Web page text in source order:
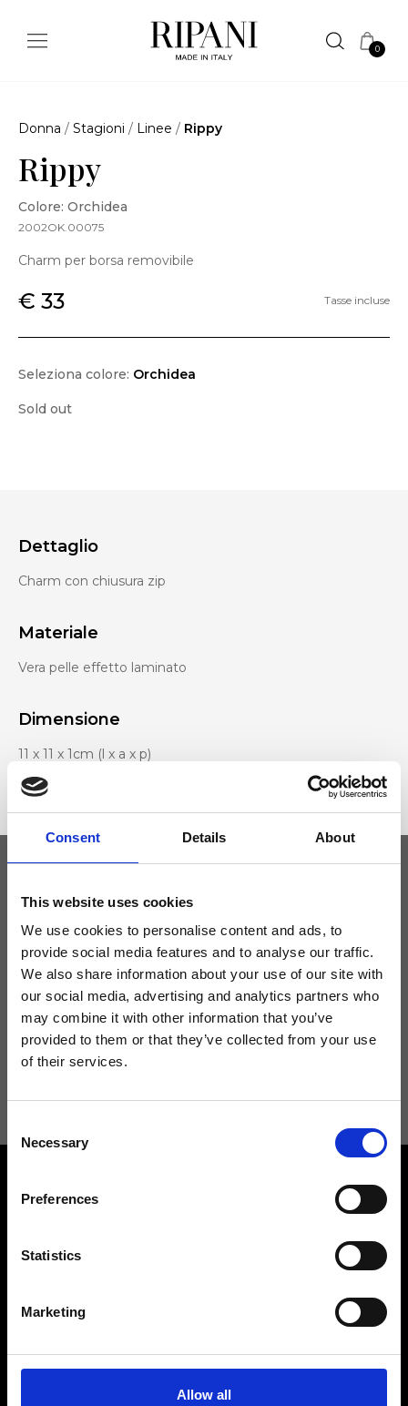
Consent Details About
This website uses cookies
We use cookies to personalise content and ads, to
provide social media features and to analyse our traffic.
We also share information about your use of our site with
our social media, advertising and analytics partners who
may combine it with other information that you’ve
provided to them or that they’ve collected from your use
of their services.
Selection
Necessary
Preferences
Statistics
Marketing
Allow all
0
Donna / Stagioni / Linee / Rippy
Rippy
Colore: Orchidea
2002OK.00075
Charm per borsa removibile
€ 33 Tasse incluse
Seleziona colore: Orchidea
Sold out
Dettaglio
Charm con chiusura zip
Materiale
Vera pelle effetto laminato
Dimensione
11 x 11 x 1cm (l x a x p)
Tieniti aggiornato
Non perdere le novità di Ripani, iscriviti alla newsletter!
Acconsento a ricevere novità e promo da Ripani. Per maggiori
Trova il tuo negozio Ripani
Rispondiamo a tutte le tue